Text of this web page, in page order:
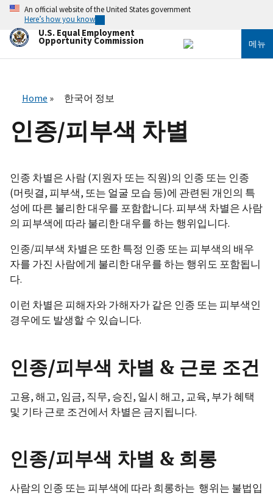
로
An official website of the United States government
Here’s how you know
U.S. Equal Employment
Opportunity Commission 메뉴
Home 한국어 정보
인종/피부색 차별
인종 차별은 사람 (지원자 또는 직원)의 인종 또는 인종
(머릿결, 피부색, 또는 얼굴 모습 등)에 관련된 개인의 특
성에 따른 불리한 대우를 포함합니다. 피부색 차별은 사람
의 피부색에 따라 불리한 대우를 하는 행위입니다.
인종/피부색 차별은 또한 특정 인종 또는 피부색의 배우
자를 가진 사람에게 불리한 대우를 하는 행위도 포함됩니
다.
이런 차별은 피해자와 가해자가 같은 인종 또는 피부색인
경우에도 발생할 수 있습니다.
인종/피부색 차별 & 근로 조건
고용, 해고, 임금, 직무, 승진, 일시 해고, 교육, 부가 혜택
및 기타 근로 조건에서 차별은 금지됩니다.
인종/피부색 차별 & 희롱
사람의 인종 또는 피부색에 따라 희롱하는 행위는 불법입